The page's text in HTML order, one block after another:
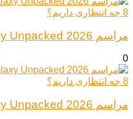
مراسم Galaxy Unpacked 2026
0
مراسم Galaxy Unpacked 2026